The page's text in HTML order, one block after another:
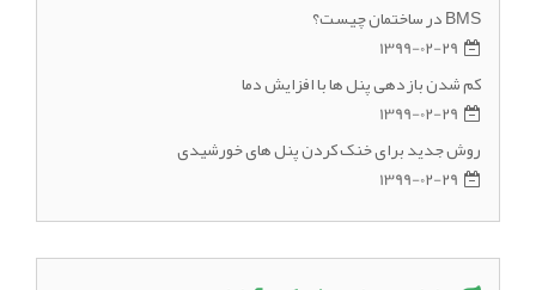
BMS در ساختمان چیست؟
1399-02-29
کم شدن بازدهی پنل ها با افزایش دما
1399-02-29
روش جدید برای خنک کردن پنل های خورشیدی
1399-02-29